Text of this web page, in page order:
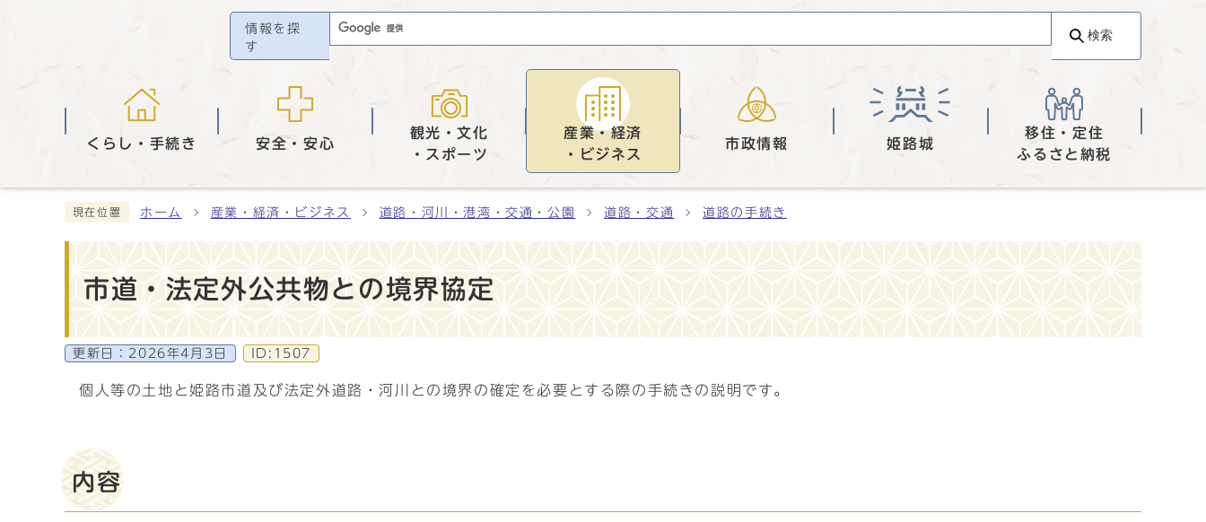
情報を探
す
検索
くらし・手続き 安全・安心
観光・文化
・スポーツ
産業・経済
・ビジネス
市政情報 姫路城
移住・定住
ふるさと納税
現在位置 ホーム 産業・経済・ビジネス 道路・河川・港湾・交通・公園 道路・交通 道路の手続き
市道・法定外公共物との境界協定
更新日： 2026年4月3日 ID:1507
個人等の土地と姫路市道及び法定外道路・河川との境界の確定を必要とする際の手続きの説明です。
内容